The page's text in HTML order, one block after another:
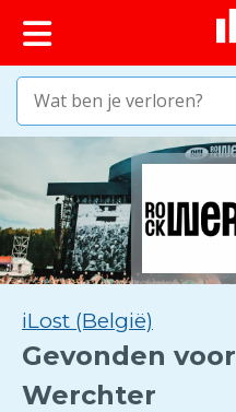
iLost (België)
Gevonden
Werchter